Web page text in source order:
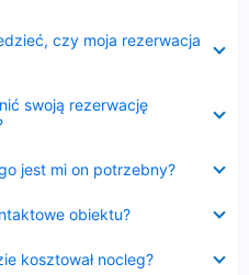
czy moja rezerwacja
swoją rezerwację
jest mi on potrzebny?
obiektu?
kosztował nocleg?